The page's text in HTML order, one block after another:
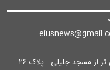
آدرس: تهران/ انتهای خیابان ایرانشهر - پایین تر از مسجد جلیلی - پلاک ۲۶ -